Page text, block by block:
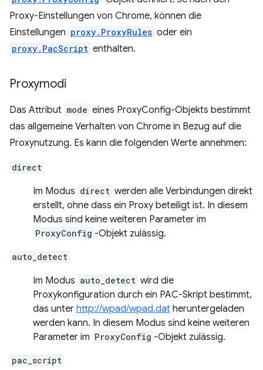
Proxy-Einstellungen von Chrome, können die
Einstellungen proxy.ProxyRules oder ein
proxy.PacScript enthalten.
Proxymodi
Das Attribut mode eines ProxyConfig-Objekts bestimmt
das allgemeine Verhalten von Chrome in Bezug auf die
Proxynutzung. Es kann die folgenden Werte annehmen:
direct
Im Modus direct werden alle Verbindungen direkt
erstellt, ohne dass ein Proxy beteiligt ist. In diesem
Modus sind keine weiteren Parameter im
ProxyConfig -Objekt zulässig.
auto_detect
Im Modus auto_detect wird die
Proxykonfiguration durch ein PAC-Skript bestimmt,
das unter http://wpad/wpad.dat heruntergeladen
werden kann. In diesem Modus sind keine weiteren
Parameter im ProxyConfig -Objekt zulässig.
pac_script